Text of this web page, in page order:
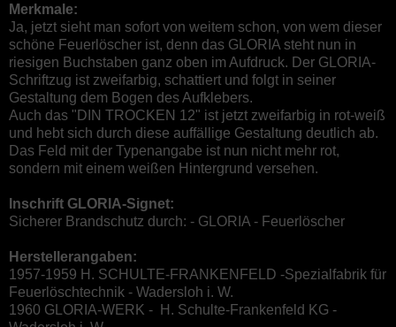
Merkmale:
Ja, jetzt sieht man sofort von weitem schon, von wem dieser
schöne Feuerlöscher ist, denn das GLORIA steht nun in
riesigen Buchstaben ganz oben im Aufdruck. Der GLORIA-
Schriftzug ist zweifarbig, schattiert und folgt in seiner
Gestaltung dem Bogen des Aufklebers.
Auch das "DIN TROCKEN 12" ist jetzt zweifarbig in rot-weiß
und hebt sich durch diese auffällige Gestaltung deutlich ab.
Das Feld mit der Typenangabe ist nun nicht mehr rot,
sondern mit einem weißen Hintergrund versehen.
Inschrift GLORIA-Signet:
Sicherer Brandschutz durch: - GLORIA - Feuerlöscher
Herstellerangaben:
1957-1959 H. SCHULTE-FRANKENFELD -Spezialfabrik für
Feuerlöschtechnik - Wadersloh i. W.
1960 GLORIA-WERK - H. Schulte-Frankenfeld KG -